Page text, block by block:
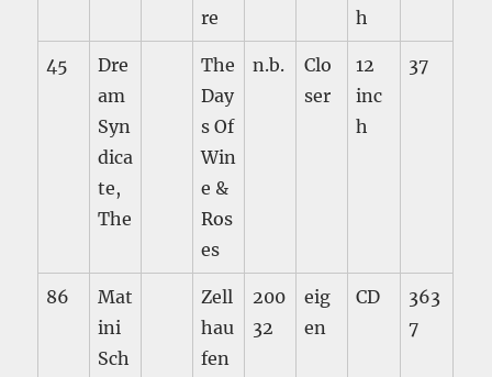
re
h
45
Dre
am
Syn
dica
te,
The
The
Day
s Of
Win
e &
Ros
es
n.b.
Clo
ser
12
inc
h
37
86
Mat
ini
Sch
Zell
hau
fen
200
32
eig
en
CD
363
7